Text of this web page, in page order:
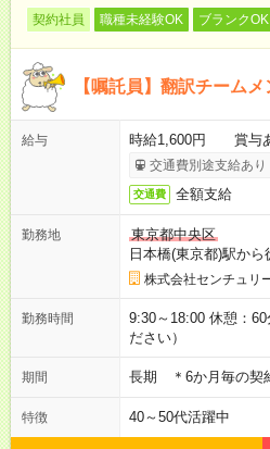
契約社員 職種未経験OK ブランクOK
【嘱託員】翻訳チーム
給与 時給1,600円 賞与あ
交通費別途支給あり
交通費 全額支給
勤務地
東京都中央区
日本橋(東京都)駅から
株式会社センチュリ
勤務時間
9:30～18:00 休憩：
ださい）
期間 長期 ＊6か月毎の契
特徴 40～50代活躍中